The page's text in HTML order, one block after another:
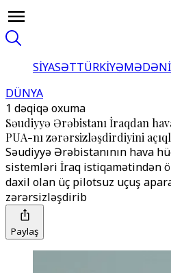
SİYASƏTTÜRKİYƏ
DÜNYA
1 dəqiqə oxuma
Səudiyyə Ərəbistanı İraqdan
PUA-nı zərərsizləşdirdiyini
Səudiyyə Ərəbistanının hava
sistemləri İraq istiqamətindən
daxil olan üç pilotsuz uçuş
zərərsizləşdirib
Paylaş